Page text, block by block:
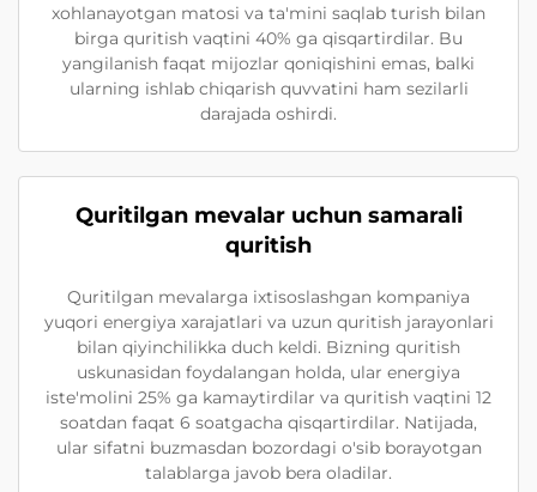
xohlanayotgan matosi va ta'mini saqlab turish bilan
birga quritish vaqtini 40% ga qisqartirdilar. Bu
yangilanish faqat mijozlar qoniqishini emas, balki
ularning ishlab chiqarish quvvatini ham sezilarli
darajada oshirdi.
Quritilgan mevalar uchun samarali
quritish
Quritilgan mevalarga ixtisoslashgan kompaniya
yuqori energiya xarajatlari va uzun quritish jarayonlari
bilan qiyinchilikka duch keldi. Bizning quritish
uskunasidan foydalangan holda, ular energiya
iste'molini 25% ga kamaytirdilar va quritish vaqtini 12
soatdan faqat 6 soatgacha qisqartirdilar. Natijada,
ular sifatni buzmasdan bozordagi o'sib borayotgan
talablarga javob bera oladilar.